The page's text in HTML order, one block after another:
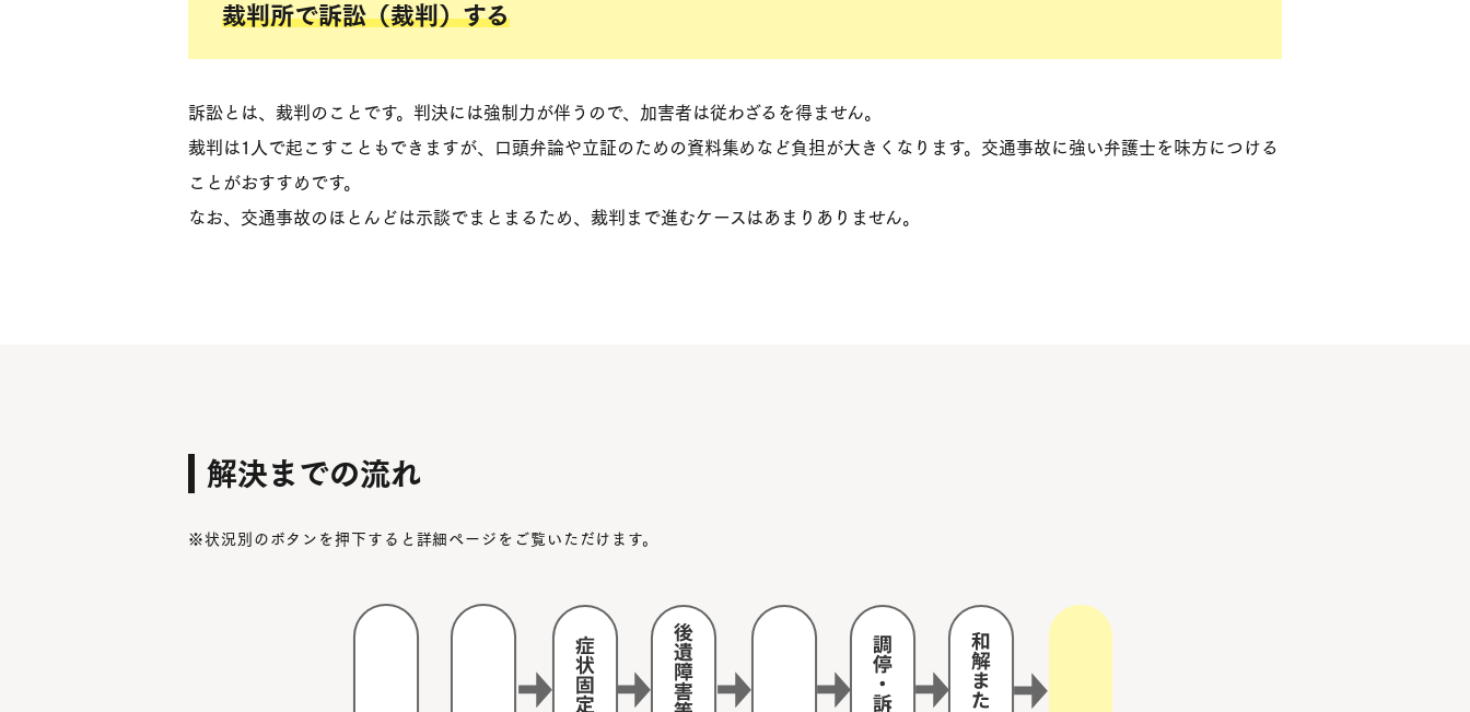
裁判所で訴訟（裁判）する
訴訟とは、裁判のことです。判決には強制力が伴うので、加害者は従わざるを得ません。
裁判は1人で起こすこともできますが、口頭弁論や立証のための資料集めなど負担が大きくなります。交通事故に強い弁護士を味方につける
ことがおすすめです。
なお、交通事故のほとんどは示談でまとまるため、裁判まで進むケースはあまりありません。
解決までの流れ
※状況別のボタンを押下すると詳細ページをご覧いただけます。